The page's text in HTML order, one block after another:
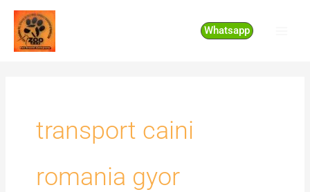
Skip
content
Whatsapp
transport caini
romania gyor